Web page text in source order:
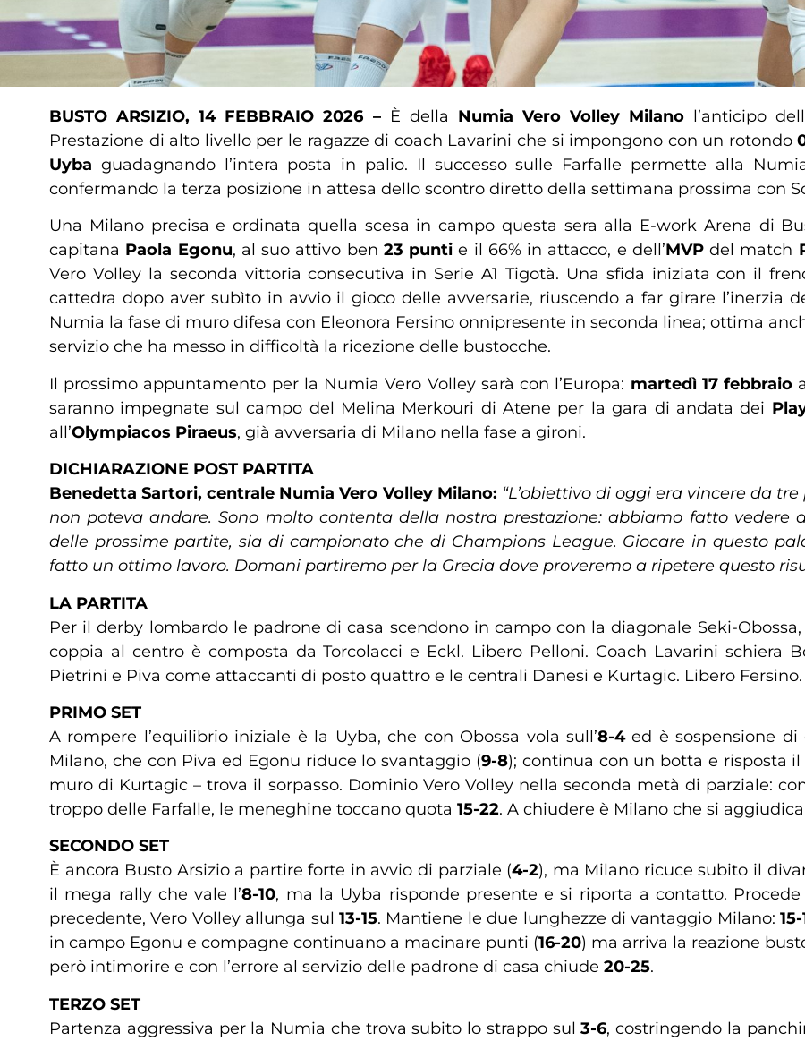
BUSTO ARSIZIO, 14 FEBBRAIO 2026 – È della Numia Vero Volley Milano l’anticipo
Prestazione di alto livello per le ragazze di coach Lavarini che si impongono con un rotondo
Uyba guadagnando l’intera posta in palio. Il successo sulle Farfalle permette alla
confermando la terza posizione in attesa dello scontro diretto della settimana prossima con
Una Milano precisa e ordinata quella scesa in campo questa sera alla E-work Arena di
capitana Paola Egonu, al suo attivo ben 23 punti e il 66% in attacco, e dell’MVPdel match
Vero Volley la seconda vittoria consecutiva in Serie A1 Tigotà. Una sfida iniziata con il
cattedra dopo aver subìto in avvio il gioco delle avversarie, riuscendo a far girare l’inerzia
Numia la fase di muro difesa con Eleonora Fersino onnipresente in seconda linea; ottima
servizio che ha messo in difficoltà la ricezione delle bustocche.
Il prossimo appuntamento per la Numia Vero Volley sarà con l’Europa: martedì 17 febbraio
saranno impegnate sul campo del Melina Merkouri di Atene per la gara di andata dei
all’Olympiacos Piraeus, già avversaria di Milano nella fase a gironi.
DICHIARAZIONE POST PARTITA
Benedetta Sartori, centrale Numia Vero Volley Milano: “L’obiettivo di oggi era vincere da
non poteva andare. Sono molto contenta della nostra prestazione: abbiamo fatto vedere
delle prossime partite, sia di campionato che di Champions League. Giocare in questo
fatto un ottimo lavoro. Domani partiremo per la Grecia dove proveremo a ripetere questo
LA PARTITA
Per il derby lombardo le padrone di casa scendono in campo con la diagonale Seki-
coppia al centro è composta da Torcolacci e Eckl. Libero Pelloni. Coach Lavarini schiera
Pietrini e Piva come attaccanti di posto quattro e le centrali Danesi e Kurtagic. Libero Fersino.
PRIMO SET
A rompere l’equilibrio iniziale è la Uyba, che con Obossa vola sull’8-4ed è sospensione di
Milano, che con Piva ed Egonu riduce lo svantaggio (9-8); continua con un botta e risposta il
muro di Kurtagic – trova il sorpasso. Dominio Vero Volley nella seconda metà di parziale:
troppo delle Farfalle, le meneghine toccano quota 15-22. A chiudere è Milano che si
SECONDO SET
È ancora Busto Arsizio a partire forte in avvio di parziale (4-2), ma Milano ricuce subito il
il mega rally che vale l’8-10, ma la Uyba risponde presente e si riporta a contatto.
precedente, Vero Volley allunga sul 13-15. Mantiene le due lunghezze di vantaggio Milano:
in campo Egonu e compagne continuano a macinare punti (16-20) ma arriva la reazione
però intimorire e con l’errore al servizio delle padrone di casa chiude 20-25.
TERZO SET
Partenza aggressiva per la Numia che trova subito lo strappo sul3-6, costringendo la